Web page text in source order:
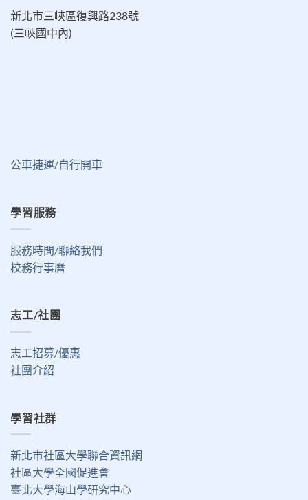
新北市三峽區復興路238號
(三峽國中內)
公車捷運/自行開車
學習服務
服務時間/聯絡我們
校務行事曆
志工/社團
志工招募/優惠
社團介紹
學習社群
新北市社區大學聯合資訊網
社區大學全國促進會
臺北大學海山學研究中心